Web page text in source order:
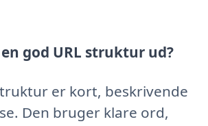
god URL struktur ud?
er kort, beskrivende
Den bruger klare ord,